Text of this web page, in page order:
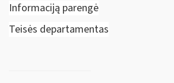
Informaciją parengė
Teisės departamentas